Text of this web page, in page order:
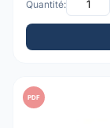
Quantité:
PDF